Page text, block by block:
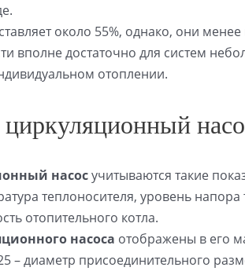
около 55%, однако, они
вполне достаточно для систем
отоплении.
насосучитываются такие
теплоносителя, уровень
отопительного котла.
насоса отображены в его
– диаметр присоединительного